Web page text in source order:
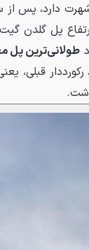
دارد، پس
طولانی‌ترین پل